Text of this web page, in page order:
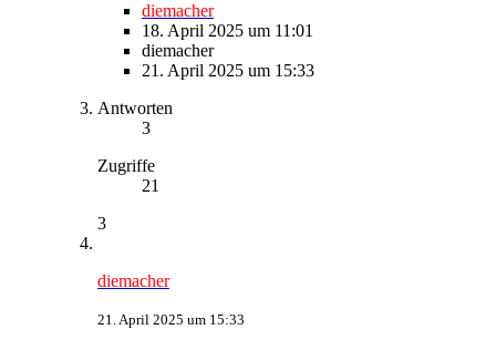
diemacher
18. April 2025 um 11:01
diemacher
21. April 2025 um 15:33
Antworten
3
Zugriffe
21
3
diemacher
21. April 2025 um 15:33